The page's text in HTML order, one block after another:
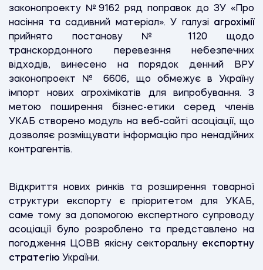
законопроекту №9162 ряд поправок до ЗУ «Про
насіння та садивний матеріал». У галузі агрохімії
прийнято постанову № 1120 щодо
транскордонного перевезння небезпечних
відходів, винесено на порядок денний ВРУ
законопроект № 6606, що обмежує в Україну
імпорт нових агрохімікатів для випробування. З
метою поширення бізнес-етики серед членів
УКАБ створено модуль на веб-сайті асоціації, що
дозволяє розміщувати інформацію про ненадійних
контрагентів.
Відкриття нових ринків та розширення товарної
структури експорту є пріоритетом для УКАБ,
саме тому за допомогою експертного супроводу
асоціації було розроблено та представлено на
погодження ЦОВВ якісну секторальну експортну
стратегію України.